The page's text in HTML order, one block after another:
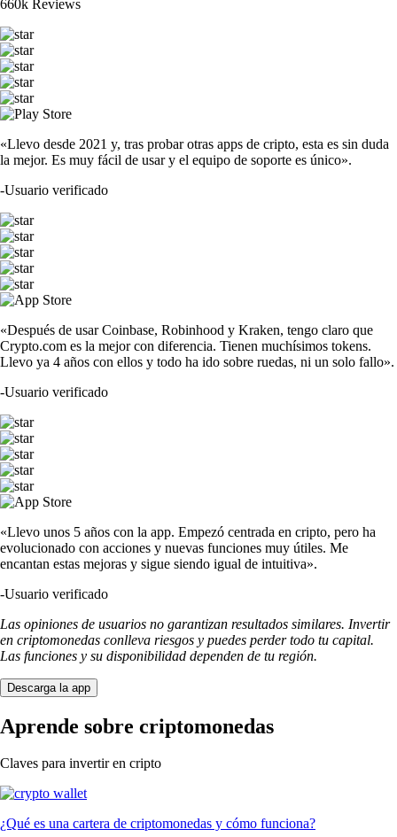
660k Reviews
«Llevo desde 2021 y, tras probar otras apps de cripto, esta es sin duda
la mejor. Es muy fácil de usar y el equipo de soporte es único».
-Usuario verificado
«Después de usar Coinbase, Robinhood y Kraken, tengo claro que
Crypto.com es la mejor con diferencia. Tienen muchísimos tokens.
Llevo ya 4 años con ellos y todo ha ido sobre ruedas, ni un solo fallo».
-Usuario verificado
«Llevo unos 5 años con la app. Empezó centrada en cripto, pero ha
evolucionado con acciones y nuevas funciones muy útiles. Me
encantan estas mejoras y sigue siendo igual de intuitiva».
-Usuario verificado
Las opiniones de usuarios no garantizan resultados similares. Invertir
en criptomonedas conlleva riesgos y puedes perder todo tu capital.
Las funciones y su disponibilidad dependen de tu región.
Descarga la app
Aprende sobre criptomonedas
Claves para invertir en cripto
¿Qué es una cartera de criptomonedas y cómo funciona?